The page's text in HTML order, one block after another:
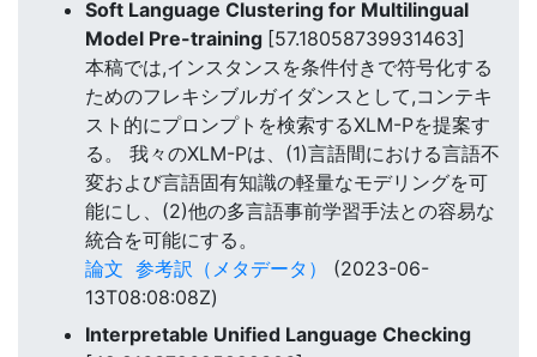
Soft Language Clustering for Multilingual
Model Pre-training [57.18058739931463]
本稿では,インスタンスを条件付きで符号化する
ためのフレキシブルガイダンスとして,コンテキ
スト的にプロンプトを検索するXLM-Pを提案す
る。 我々のXLM-Pは、(1)言語間における言語不
変および言語固有知識の軽量なモデリングを可
能にし、(2)他の多言語事前学習手法との容易な
統合を可能にする。
論文 参考訳（メタデータ）
(2023-06-
13T08:08:08Z)
Interpretable Unified Language Checking